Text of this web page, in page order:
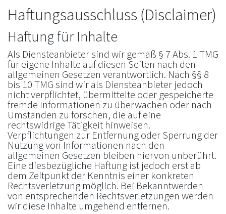
Haftungsausschluss (Disclaimer)
Haftung für Inhalte
Als Diensteanbieter sind wir gemäß § 7 Abs. 1 TMG
für eigene Inhalte auf diesen Seiten nach den
allgemeinen Gesetzen verantwortlich. Nach §§ 8
bis 10 TMG sind wir als Diensteanbieter jedoch
nicht verpflichtet, übermittelte oder gespeicherte
fremde Informationen zu überwachen oder nach
Umständen zu forschen, die auf eine
rechtswidrige Tätigkeit hinweisen.
Verpflichtungen zur Entfernung oder Sperrung der
Nutzung von Informationen nach den
allgemeinen Gesetzen bleiben hiervon unberührt.
Eine diesbezügliche Haftung ist jedoch erst ab
dem Zeitpunkt der Kenntnis einer konkreten
Rechtsverletzung möglich. Bei Bekanntwerden
von entsprechenden Rechtsverletzungen werden
wir diese Inhalte umgehend entfernen.